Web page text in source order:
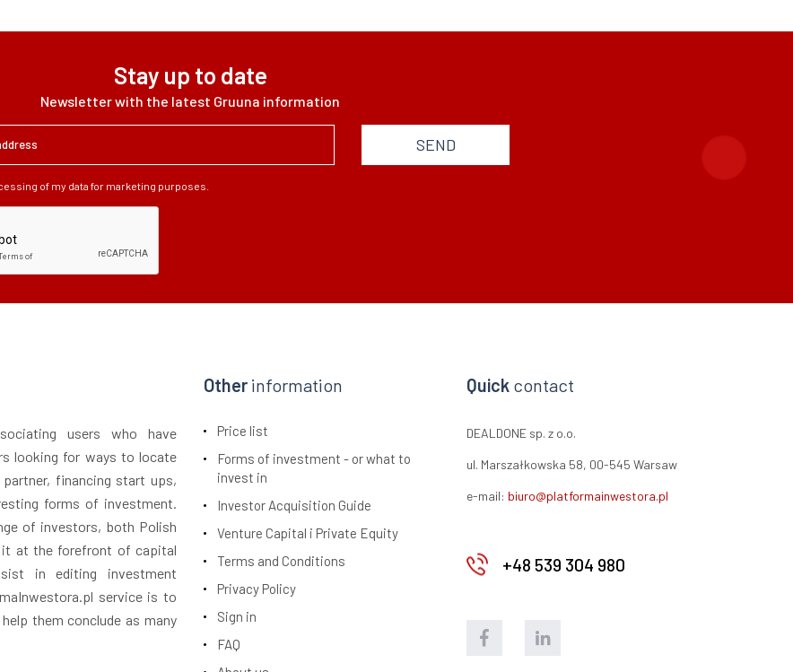
Stay up to date
Newsletter with the latest Gruuna information
SEND
of my data for marketing purposes.
users who have
looking for ways to locate
financing start ups,
forms of investment.
of investors, both Polish
it at the forefront of capital
in editing investment
service is to
them conclude as many
Other information
Price list
Forms of investment - or what to
invest in
Investor Acquisition Guide
Venture Capital i Private Equity
Terms and Conditions
Privacy Policy
Sign in
FAQ
Quickcontact
DEALDONE sp. z o.o.
ul. Marszałkowska 58, 00-545 Warsaw
e-mail: biuro@platformainwestora.pl
+48 539 304 980